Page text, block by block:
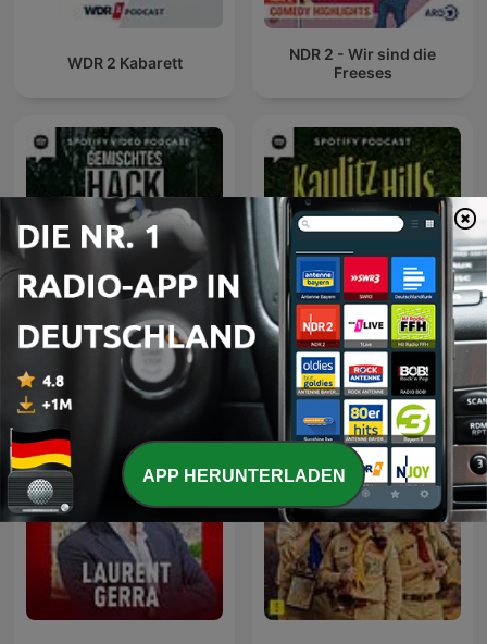
WDR 2 Kabarett
NDR 2 - Wir sind die
Freeses
Gemischtes Hack
Kaulitz Hills - Senf aus
Hollywood
APP HERUNTERLADEN